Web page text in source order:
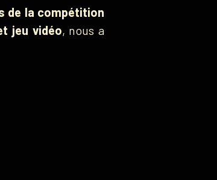
de la compétition
jeu vidéo, nous a